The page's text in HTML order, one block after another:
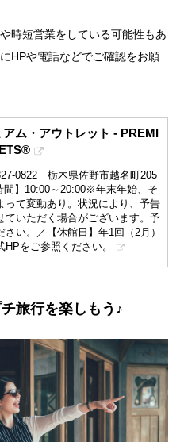
時短営業をしている可能性もあ
HPや電話などでご確認をお願
ム・アウトレット - PREMI
0822 栃木県佐野市越名町205
間】10:00～20:00※年末年始、そ
って変動あり。状況により、予告
ていただく場合がございます。予
さい。／【休館日】年1回（2月）
をご参照ください。
旅行を楽しもう♪